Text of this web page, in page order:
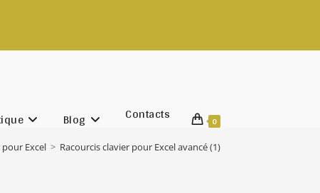
Blog Contacts 0
Excel > Racourcis clavier pour Excel avancé (1)